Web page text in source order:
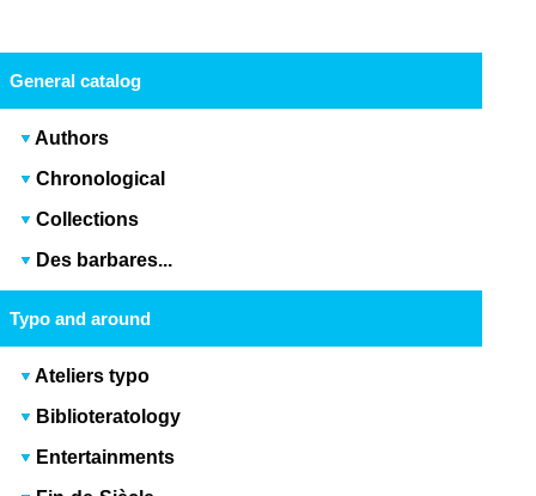
General catalog
Authors
Chronological
Collections
Des barbares...
Typo and around
Ateliers typo
Biblioteratology
Entertainments